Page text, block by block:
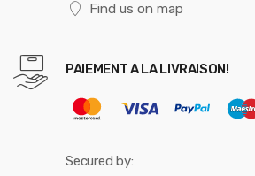
Find us on map
PAIEMENT A LA LIVRAISON!
Secured by: